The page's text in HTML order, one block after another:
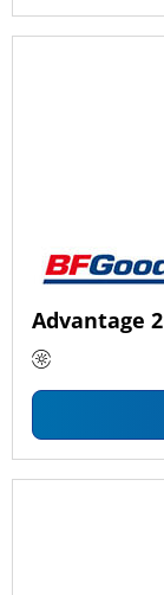
Advantage 2